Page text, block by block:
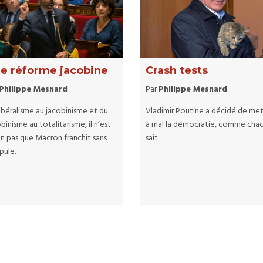
réforme jacobine
Mesnard
au jacobinisme et du
au totalitarisme, il n’est
pas que Macron franchit sans
Crash tests
ParPhilippe Mesnard
Vladimir Poutine a décidé de
à mal la démocratie, comme
sait.